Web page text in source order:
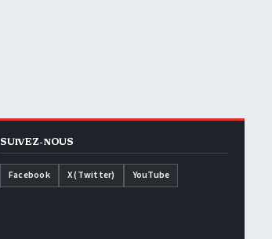
SUIVEZ-NOUS
Facebook X (Twitter) YouTube